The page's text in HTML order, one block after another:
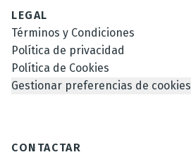
LEGAL
Términos y Condiciones
Política de privacidad
Política de Cookies
Gestionar preferencias de cookies
CONTACTAR